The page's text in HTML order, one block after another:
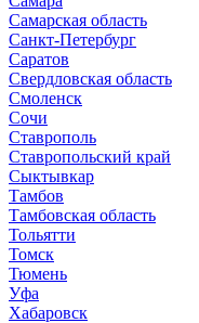
Самарская область
Санкт-Петербург
Саратов
Свердловская область
Смоленск
Сочи
Ставрополь
Ставропольский край
Сыктывкар
Тамбов
Тамбовская область
Тольятти
Томск
Тюмень
Уфа
Хабаровск